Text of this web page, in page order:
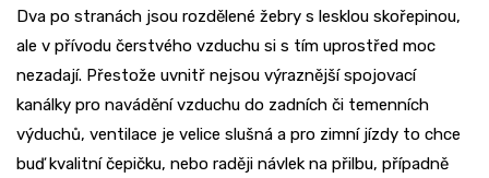
Dva po stranách jsou rozdělené žebry s lesklou skořepinou,
ale v přívodu čerstvého vzduchu si s tím uprostřed moc
nezadají. Přestože uvnitř nejsou výraznější spojovací
kanálky pro navádění vzduchu do zadních či temenních
výduchů, ventilace je velice slušná a pro zimní jízdy to chce
buď kvalitní čepičku, nebo raději návlek na přilbu, případně